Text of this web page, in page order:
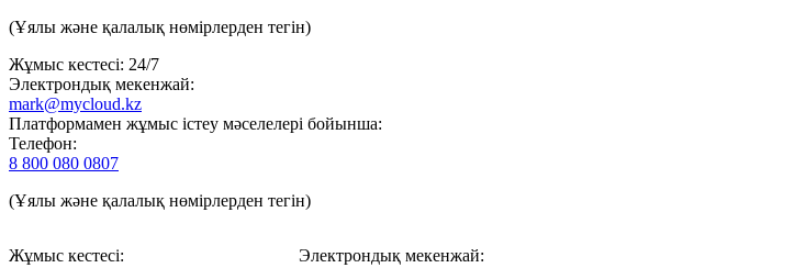
(Ұялы және қалалық нөмірлерден тегін)
Жұмыс кестесі: 24/7
Электрондық мекенжай:
mark@mycloud.kz
Платформамен жұмыс істеу мәселелері бойынша:
Телефон:
8 800 080 0807
(Ұялы және қалалық нөмірлерден тегін)
Жұмыс кестесі:
Электрондық мекенжай: